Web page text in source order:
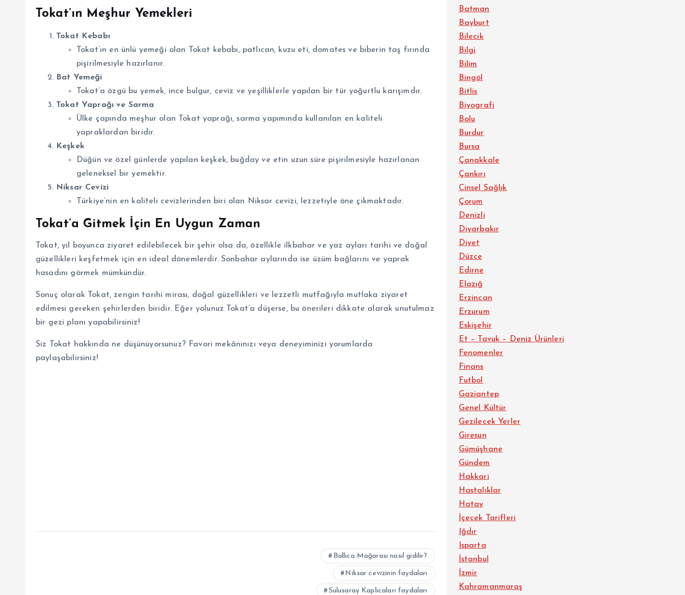
Tokat’ın Meşhur Yemekleri
Tokat Kebabı
Tokat’ın en ünlü yemeği olan Tokat kebabı, patlıcan, kuzu eti, domates ve biberin taş fırında
pişirilmesiyle hazırlanır.
Bat Yemeği
Tokat’a özgü bu yemek, ince bulgur, ceviz ve yeşilliklerle yapılan bir tür yoğurtlu karışımdır.
Tokat Yaprağı ve Sarma
Ülke çapında meşhur olan Tokat yaprağı, sarma yapımında kullanılan en kaliteli
yapraklardan biridir.
Keşkek
Düğün ve özel günlerde yapılan keşkek, buğday ve etin uzun süre pişirilmesiyle hazırlanan
geleneksel bir yemektir.
Niksar Cevizi
Türkiye’nin en kaliteli cevizlerinden biri olan Niksar cevizi, lezzetiyle öne çıkmaktadır.
Tokat’a Gitmek İçin En Uygun Zaman
Tokat, yıl boyunca ziyaret edilebilecek bir şehir olsa da, özellikle ilkbahar ve yaz ayları tarihi ve doğal
güzellikleri keşfetmek için en ideal dönemlerdir. Sonbahar aylarında ise üzüm bağlarını ve yaprak
hasadını görmek mümkündür.
Sonuç olarak Tokat, zengin tarihi mirası, doğal güzellikleri ve lezzetli mutfağıyla mutlaka ziyaret
edilmesi gereken şehirlerden biridir. Eğer yolunuz Tokat’a düşerse, bu önerileri dikkate alarak unutulmaz
bir gezi planı yapabilirsiniz!
Siz Tokat hakkında ne düşünüyorsunuz? Favori mekânınızı veya deneyiminizi yorumlarda
paylaşabilirsiniz!
Ballıca Mağarası nasıl gidilir?
Niksar cevizinin faydaları
Sulusaray Kaplıcaları faydaları
Batman
Bayburt
Bilecik
Bilgi
Bilim
Bingöl
Bitlis
Biyografi
Bolu
Burdur
Bursa
Çanakkale
Çankırı
Cinsel Sağlık
Çorum
Denizli
Diyarbakır
Diyet
Düzce
Edirne
Elazığ
Erzincan
Erzurum
Eskişehir
Et – Tavuk – Deniz Ürünleri
Fenomenler
Finans
Futbol
Gaziantep
Genel Kültür
Gezilecek Yerler
Giresun
Gümüşhane
Gündem
Hakkari
Hastalıklar
Hatay
İçecek Tarifleri
Iğdır
Isparta
İstanbul
İzmir
Kahramanmaraş